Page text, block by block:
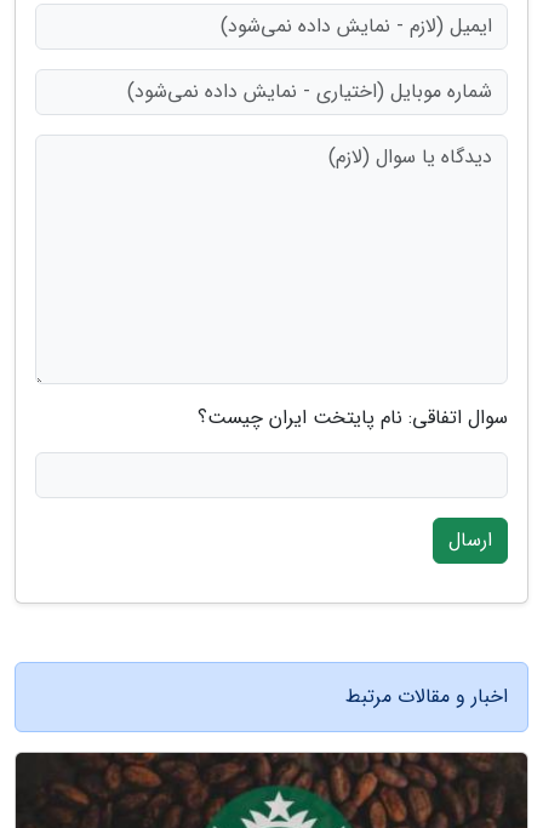
سوال اتفاقی: نام پایتخت ایران چیست؟
ارسال
اخبار و مقالات مرتبط